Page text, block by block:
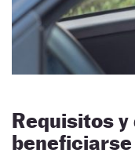
Requisitos y
beneficiarse